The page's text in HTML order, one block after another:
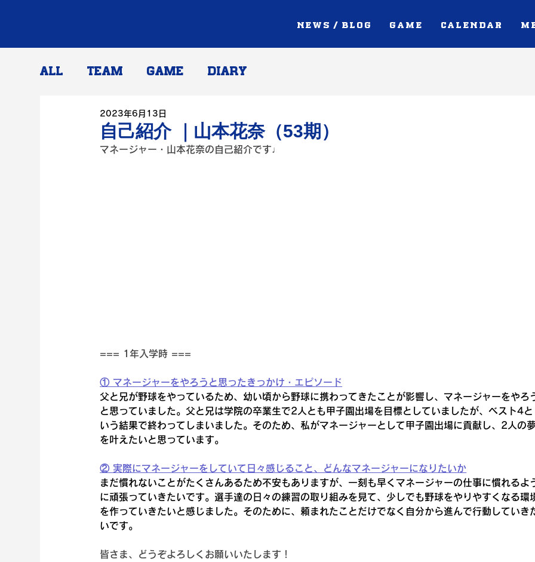
NEWS / BLOG GAME CALENDAR
ALL TEAM GAME DIARY
自己紹介 ｜山本花奈（53期）
2023年6月13日
マネージャー・山本花奈の自己紹介です♩
=== 1年入学時 ===
① マネージャーをやろうと思ったきっかけ・エピソード
父と兄が野球をやっているため、幼い頃から野球に携わってきたことが影響し、マネージャーをやろ
と思っていました。父と兄は学院の卒業生で2人とも甲子園出場を目標としていましたが、ベスト4と
いう結果で終わってしまいました。そのため、私がマネージャーとして甲子園出場に貢献し、2人の夢
を叶えたいと思っています。
② 実際にマネージャーをしていて日々感じること、どんなマネージャーになりたいか
まだ慣れないことがたくさんあるため不安もありますが、一刻も早くマネージャーの仕事に慣れるよ
に頑張っていきたいです。選手達の日々の練習の取り組みを見て、少しでも野球をやりやすくなる環
を作っていきたいと感じました。そのために、頼まれたことだけでなく自分から進んで行動していき
いです。
皆さま、どうぞよろしくお願いいたします！